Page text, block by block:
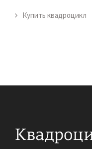
Купить квадроцикл